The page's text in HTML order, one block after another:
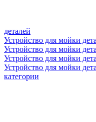
деталей
Устройство для мойки
Устройство для мойки
Устройство для мойки
Устройство для мойки
категории